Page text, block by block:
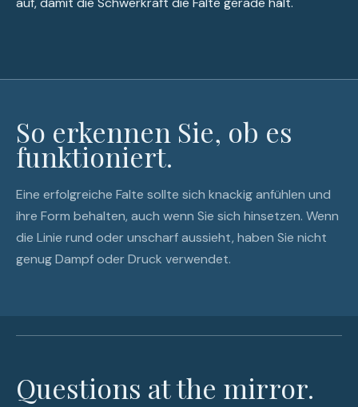
So erkennen Sie, ob es
funktioniert.
Eine erfolgreiche Falte sollte sich knackig anfühlen und
ihre Form behalten, auch wenn Sie sich hinsetzen. Wenn
die Linie rund oder unscharf aussieht, haben Sie nicht
genug Dampf oder Druck verwendet.
Questions at the mirror.